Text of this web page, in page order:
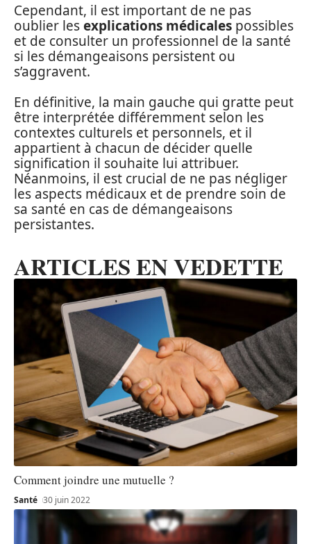
Cependant, il est important de ne pas
oublier lesexplications médicales possibles
et de consulter un professionnel de la santé
si les démangeaisons persistent ou
s’aggravent.
En définitive, la main gauche qui gratte peut
être interprétée différemment selon les
contextes culturels et personnels, et il
appartient à chacun de décider quelle
signification il souhaite lui attribuer.
Néanmoins, il est crucial de ne pas négliger
les aspects médicaux et de prendre soin de
sa santé en cas de démangeaisons
persistantes.
ARTICLES EN VEDETTE
Comment joindre une mutuelle ?
Santé 30 juin 2022